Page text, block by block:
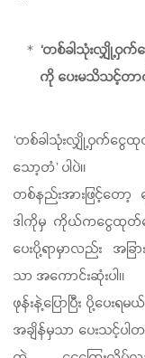
‘တစ်ခါသုံးလျှို့ဝှက်
ကို ပေးမသိသင့်တ
‘တစ်ခါသုံးလျှို့ဝှက်ငွေ
သော့တံ’ ပါပဲ။
တစ်နည်းအားဖြင့်တေ
ဒါကိုမှ ကိုယ်ကငွေထုတ်စ
ပေးပို့ရာမှာလည်း အခြ
သာ အကောင်းဆုံးပါ။
ဖုန်းနဲ့ပြောပြီး ပို့ပ
အချိန်မှသာ ပေးသင့်ပ